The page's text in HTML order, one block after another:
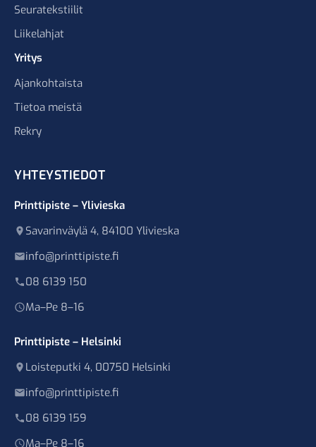
Seuratekstiilit
Liikelahjat
Yritys
Ajankohtaista
Tietoa meistä
Rekry
YHTEYSTIEDOT
Printtipiste – Ylivieska
Savarinväylä 4, 84100 Ylivieska
info@printtipiste.fi
08 6139 150
Ma–Pe 8–16
Printtipiste – Helsinki
Loisteputki 4, 00750 Helsinki
info@printtipiste.fi
08 6139 159
Ma–Pe 8–16